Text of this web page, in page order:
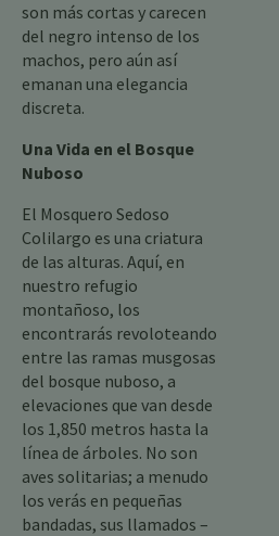
son más cortas y carecen
del negro intenso de los
machos, pero aún así
emanan una elegancia
discreta.
Una Vida en el Bosque
Nuboso
El Mosquero Sedoso
Colilargo es una criatura
de las alturas. Aquí, en
nuestro refugio
montañoso, los
encontrarás revoloteando
entre las ramas musgosas
del bosque nuboso, a
elevaciones que van desde
los 1,850 metros hasta la
línea de árboles. No son
aves solitarias; a menudo
los verás en pequeñas
bandadas, sus llamados –